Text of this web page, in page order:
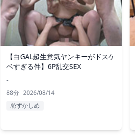
【白GAL超生意気ヤンキーがドスケ
ベすぎる件】6P乱交SEX
-
88分 2026/08/14
恥ずかしめ